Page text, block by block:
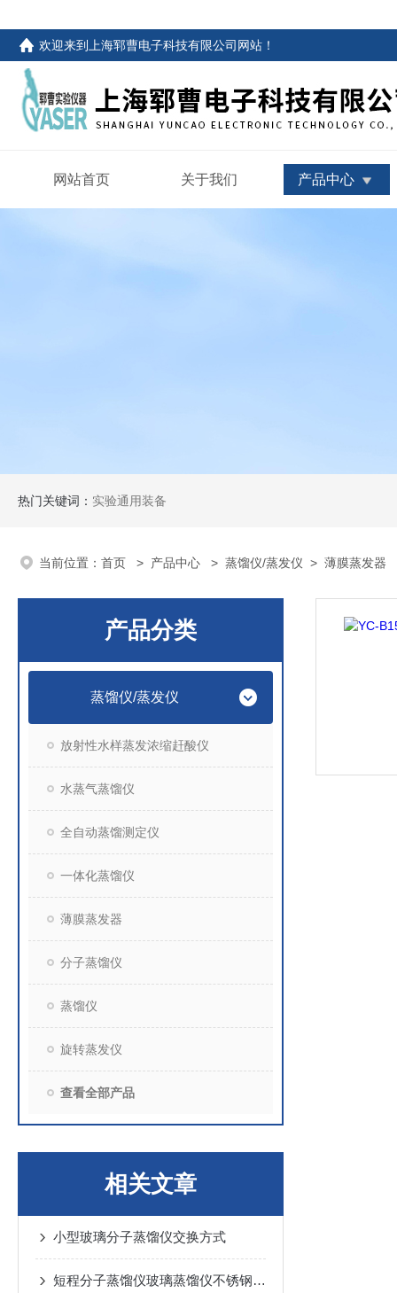
欢迎来到 上海郓曹电子科技有限公司网站 ！
网站首页 关于我们 产品中心
热门关键词： 实验通用装备
当前位置： 首页 > 产品中心 > 蒸馏仪/蒸发仪 > 薄膜蒸发器
产品分类
蒸馏仪/蒸发仪
放射性水样蒸发浓缩赶酸仪
水蒸气蒸馏仪
全自动蒸馏测定仪
一体化蒸馏仪
薄膜蒸发器
分子蒸馏仪
蒸馏仪
旋转蒸发仪
查看全部产品
相关文章
小型玻璃分子蒸馏仪交换方式
短程分子蒸馏仪玻璃蒸馏仪不锈钢蒸馏仪技术参数特点